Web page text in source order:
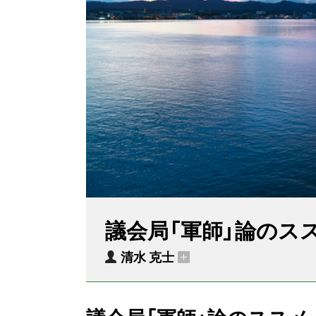
議会局「軍師」論のス
清水 克士